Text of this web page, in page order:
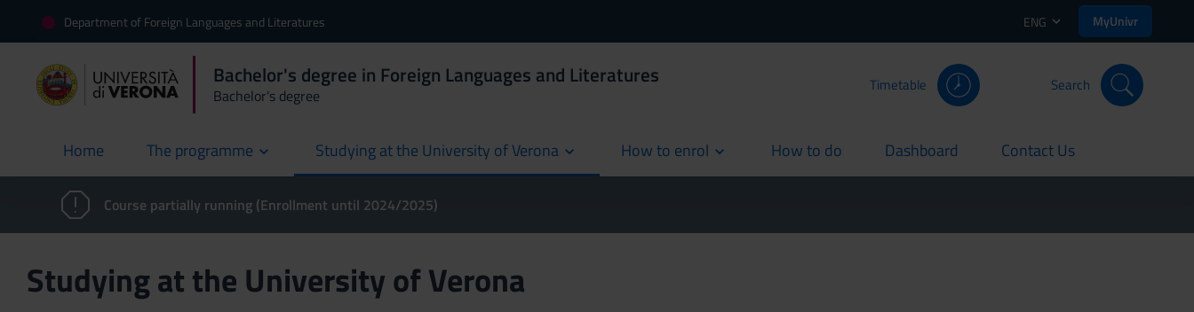
Department of Foreign Languages and Literatures ENG MyUnivr
Bachelor's degree in Foreign Languages and Literatures
Bachelor's degree
Timetable Search
Home
current The programme Studying at the University of Verona How to enrol How to do
current Dashboard
current Contact Us
current
Course partially running (Enrollment until 2024/2025)
Studying at the University of Verona